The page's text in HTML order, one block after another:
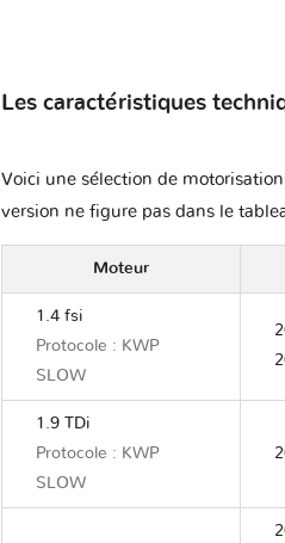
Les caractéristiques
Voici une sélection de
version ne figure pas dans le
Moteur
1.4 fsi
Protocole : KWP
SLOW
1.9 TDi
Protocole : KWP
SLOW